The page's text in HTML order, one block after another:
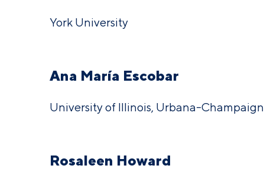
York University
Ana María Escobar
University of Illinois, Urbana-Champaign
Rosaleen Howard